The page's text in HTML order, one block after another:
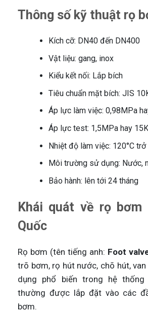
Thông số kỹ thuật rọ
Kích cỡ: DN40 đến DN400
Vật liệu: gang, inox
Kiểu kết nối: Lắp bích
Tiêu chuẩn mặt bích: JIS
Áp lực làm việc: 0,98MPa
Áp lực test: 1,5MPa hay
Nhiệt độ làm việc: 120°C
Môi trường sử dụng: Nước,
Bảo hành: lên tới 24 tháng
Khái quát về rọ bơm
Quốc
Rọ bơm (tên tiếng anh: Foot
trõ bơm, rọ hút nước, chõ hút,
dụng phổ biến trong hệ
thường được lắp đặt vào các
bơm.